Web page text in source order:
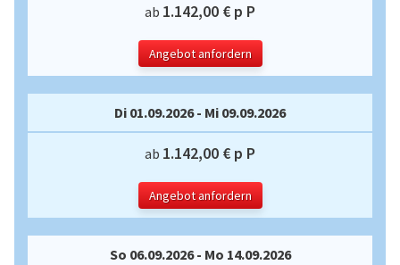
ab 1.142,00 € p P
Angebot anfordern
Di 01.09.2026 - Mi 09.09.2026
ab 1.142,00 € p P
Angebot anfordern
So 06.09.2026 - Mo 14.09.2026